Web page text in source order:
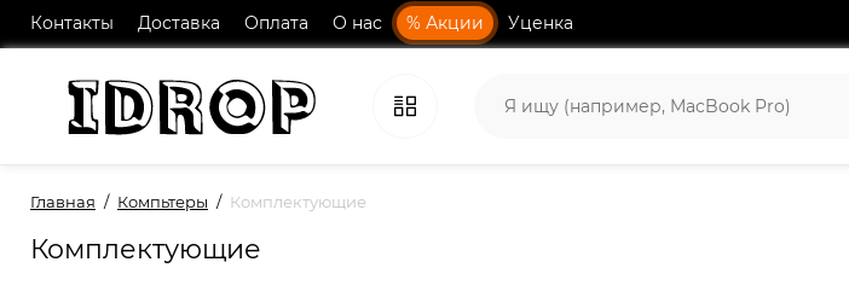
Контакты Доставка Оплата О нас % Акции Уценка
Главная Компьтеры Комплектующие
Комплектующие